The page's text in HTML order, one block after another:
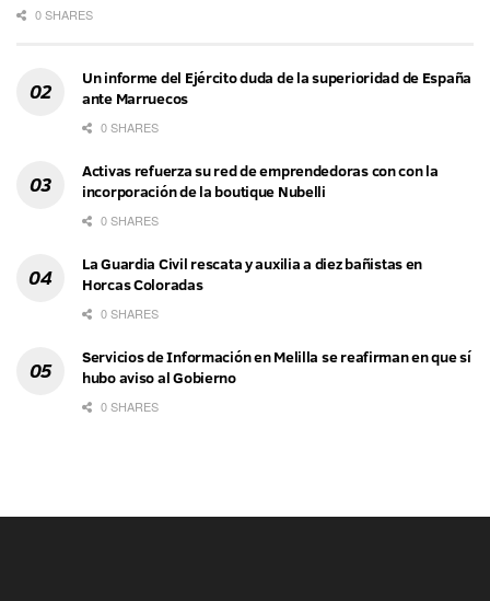
0 SHARES
Un informe del Ejército duda de la superioridad de España
ante Marruecos
0 SHARES
Activas refuerza su red de emprendedoras con con la
incorporación de la boutique Nubelli
0 SHARES
La Guardia Civil rescata y auxilia a diez bañistas en
Horcas Coloradas
0 SHARES
Servicios de Información en Melilla se reafirman en que sí
hubo aviso al Gobierno
0 SHARES